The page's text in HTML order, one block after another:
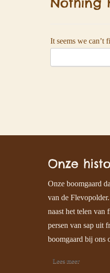
It seems we can’t
Onze
Onze boomgaard
van de
naast het telen van
persen van sap uit
boomgaard bij ons
Lees meer